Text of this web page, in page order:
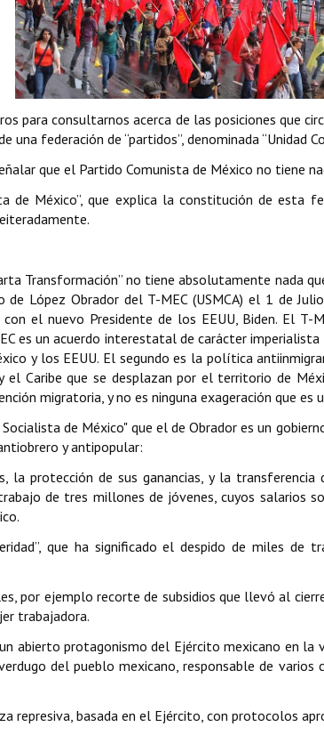
para consultarnos acerca de las posiciones que
federación de “partidos”, denominada “Unidad
que el Partido Comunista de México no tiene
de México”, que explica la constitución de esta
Transformación” no tiene absolutamente nada
López Obrador del T-MEC (USMCA) el 1 de
el nuevo Presidente de los EEUU, Biden. El T-
es un acuerdo interestatal de carácter
y los EEUU. El segundo es la política
Caribe que se desplazan por el territorio de
migratoria, y no es ninguna exageración que es
de México" que el de Obrador es un
y antipopular:
la protección de sus ganancias, y la
de tres millones de jóvenes, cuyos salarios
que ha significado el despido de miles
por ejemplo recorte de subsidios que llevó al
trabajadora.
abierto protagonismo del Ejército mexicano en
del pueblo mexicano, responsable de
represiva, basada en el Ejército, con protocolos